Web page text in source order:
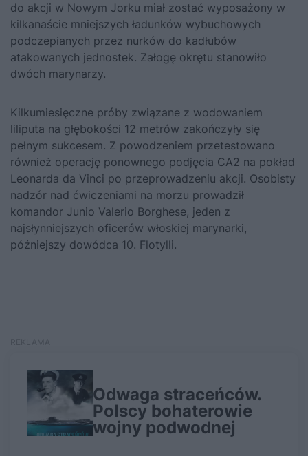
do akcji w Nowym Jorku miał zostać wyposażony w
kilkanaście mniejszych ładunków wybuchowych
podczepianych przez nurków do kadłubów
atakowanych jednostek. Załogę okrętu stanowiło
dwóch marynarzy.
Kilkumiesięczne próby związane z wodowaniem
liliputa na głębokości 12 metrów zakończyły się
pełnym sukcesem. Z powodzeniem przetestowano
również operację ponownego podjęcia CA2 na pokład
Leonarda da Vinci po przeprowadzeniu akcji. Osobisty
nadzór nad ćwiczeniami na morzu prowadził
komandor Junio Valerio Borghese, jeden z
najsłynniejszych oficerów włoskiej marynarki,
późniejszy dowódca 10. Flotylli.